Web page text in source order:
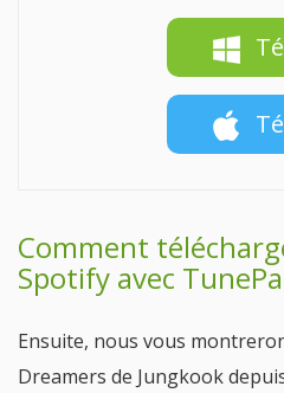
Comment
Spotify avec
Ensuite, nous vous
Dreamers de Jungkook